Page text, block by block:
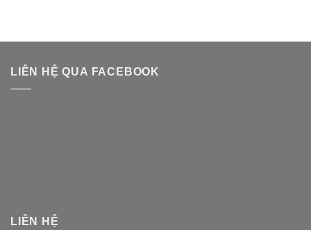
LIÊN HỆ QUA FACEBOOK
LIÊN HỆ